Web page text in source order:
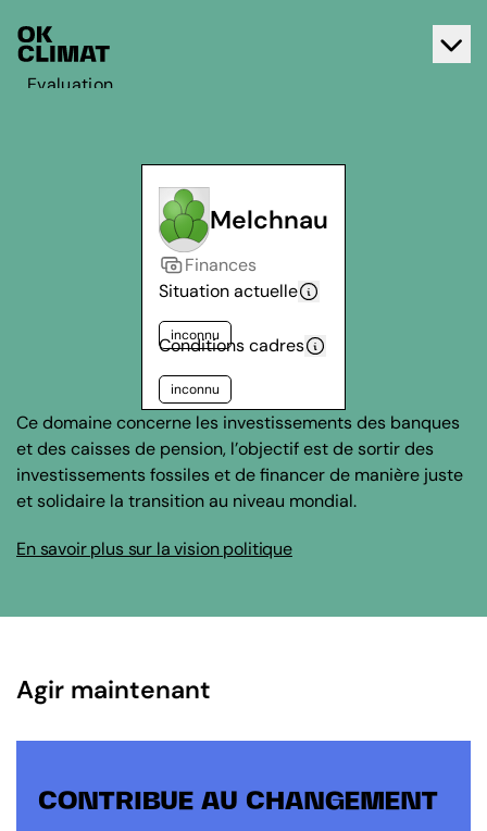
Evaluation
Melchnau
Finances
Situation actuelle
inconnu
Conditions cadres
inconnu
Ce domaine concerne les investissements des banques
et des caisses de pension, l’objectif est de sortir des
investissements fossiles et de financer de manière juste
et solidaire la transition au niveau mondial.
En savoir plus sur la vision politique
Agir maintenant
CONTRIBUE AU CHANGEMENT